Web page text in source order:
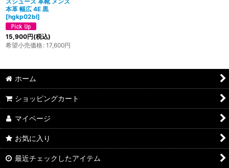
本革 幅広 4E 黒
[hgkp02bl]
15,900円(税込)
希望小売価格: 17,600円
ホーム
ショッピングカート
マイページ
お気に入り
最近チェックしたアイテム